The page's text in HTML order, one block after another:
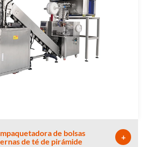
de bolsas
de té de pirámide
+